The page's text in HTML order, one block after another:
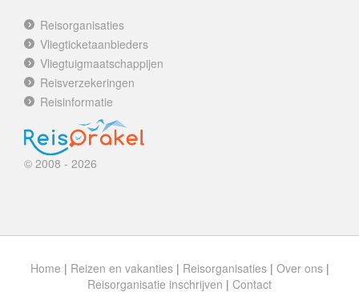
Reisorganisaties
Vliegticketaanbieders
Vliegtuigmaatschappijen
Reisverzekeringen
Reisinformatie
© 2008 - 2026
Home | Reizen en vakanties| Reisorganisaties| Over ons|
Reisorganisatie inschrijven | Contact